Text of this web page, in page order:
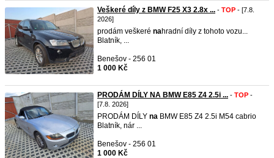
Veškeré díly z BMW F25 X3 2.8x ... - TOP - [7.8.
2026]
prodám veškeré nahradní díly z tohoto vozu...
Blatník, ...
Benešov - 256 01
1 000 Kč
PRODÁM DÍLY NA BMW E85 Z4 2.5i ... - TOP -
[7.8. 2026]
PRODÁM DÍLY na BMW E85 Z4 2.5i M54 cabrio
Blatník, nár ...
Benešov - 256 01
1 000 Kč